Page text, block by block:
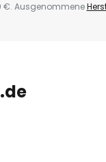
€. Ausgenommene